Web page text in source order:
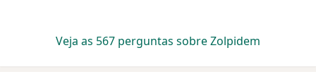
Veja as 567 perguntas sobre Zolpidem